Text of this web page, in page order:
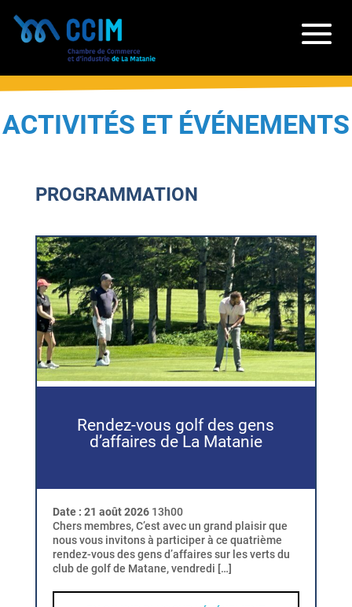
ACTIVITÉS ET ÉVÉNEMENTS
PROGRAMMATION
Rendez-vous golf des gens
d’affaires de La Matanie
Date : 21 août 202613h00
Chers membres, C’est avec un grand plaisir que
nous vous invitons à participer à ce quatrième
rendez-vous des gens d’affaires sur les verts du
club de golf de Matane, vendredi […]